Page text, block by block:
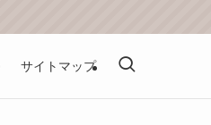
サイトマップ